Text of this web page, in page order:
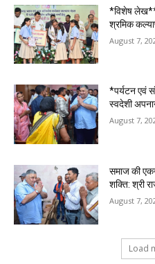
*विशेष
श्रमिक
August 7,
*पर्यटन एवं
स्वदेशी
August 7,
समाज की
शक्ति: श्री
August 7,
Load